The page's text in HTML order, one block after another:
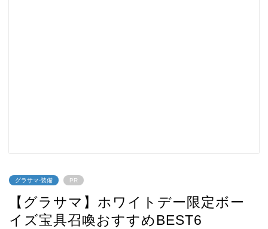
グラサマ-装備 PR
【グラサマ】ホワイトデー限定ボー
イズ宝具召喚おすすめBEST6